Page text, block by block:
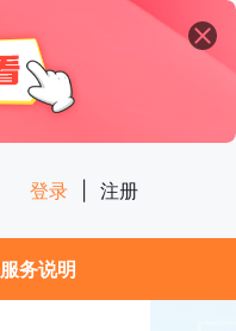
登录 注册
服务说明